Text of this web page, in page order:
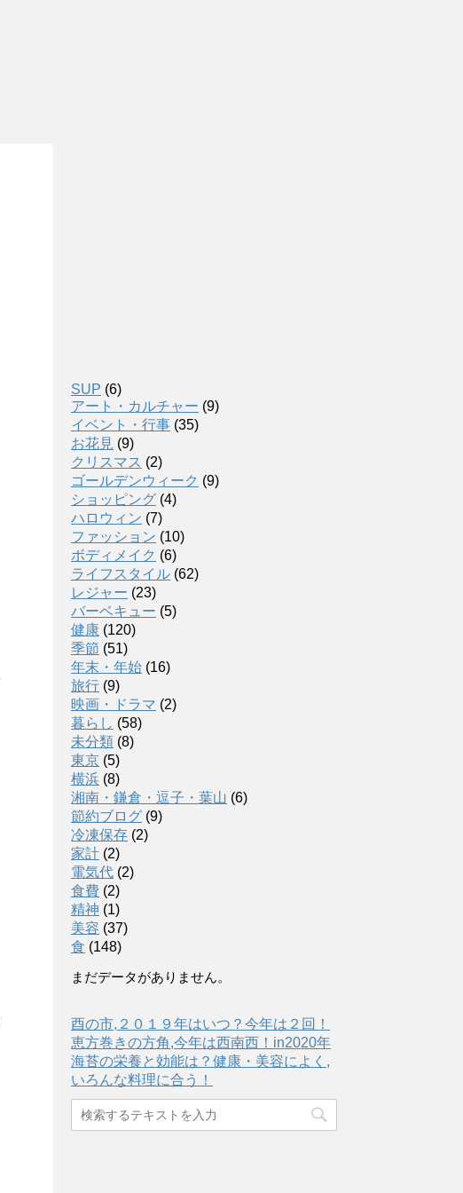
SUP (6)
アート・カルチャー (9)
イベント・行事 (35)
お花見 (9)
クリスマス (2)
ゴールデンウィーク (9)
ショッピング (4)
ハロウィン (7)
ファッション (10)
ボディメイク (6)
ライフスタイル (62)
レジャー (23)
バーベキュー (5)
健康 (120)
季節 (51)
年末・年始 (16)
旅行 (9)
映画・ドラマ (2)
暮らし (58)
未分類 (8)
東京 (5)
横浜 (8)
湘南・鎌倉・逗子・葉山 (6)
節約ブログ (9)
冷凍保存 (2)
家計 (2)
電気代 (2)
食費 (2)
精神 (1)
美容 (37)
食 (148)
まだデータがありません。
酉の市,２０１９年はいつ？今年は２回！
恵方巻きの方角,今年は西南西！in2020年
海苔の栄養と効能は？健康・美容によく,
いろんな料理に合う！